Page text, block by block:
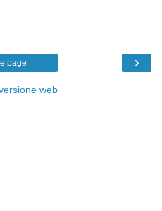
›
page
web